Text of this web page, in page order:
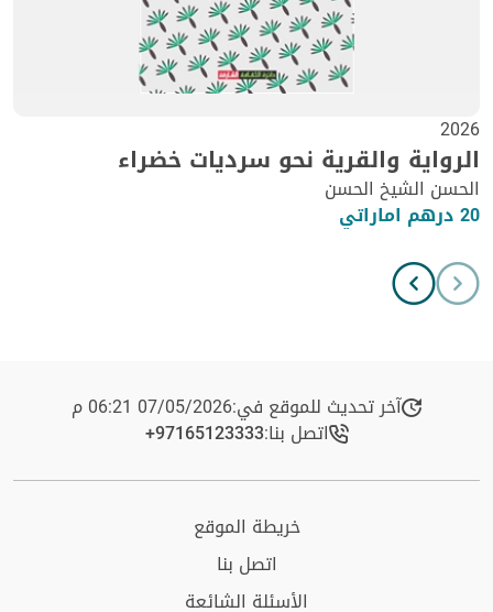
2026
الرواية والقرية نحو سرديات خضراء
الحسن الشيخ الحسن
20 درهم اماراتي
آخر تحديث للموقع في:07/05/2026 06:21 م
اتصل بنا:+97165123333​
خريطة الموقع
اتصل بنا
الأسئلة الشائعة